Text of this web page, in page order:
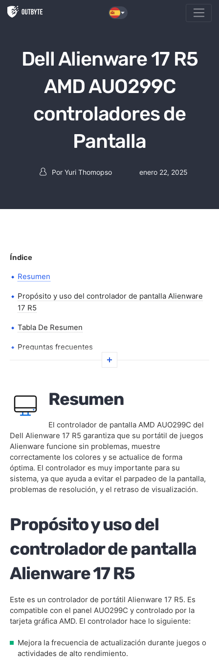
Saltar al contenido
Dell Alienware 17 R5
AMD AUO299C
controladores de
Pantalla
Post autor
Por Yuri Thomopso enero 22, 2025
Índice
Resumen
Propósito y uso del controlador de pantalla Alienware
17 R5
Tabla De Resumen
Preguntas frecuentes
Resumen
El controlador de pantalla AMD AUO299C del
Dell Alienware 17 R5 garantiza que su portátil de juegos
Alienware funcione sin problemas, muestre
correctamente los colores y se actualice de forma
óptima. El controlador es muy importante para su
sistema, ya que ayuda a evitar el parpadeo de la pantalla,
problemas de resolución, y el retraso de visualización.
Propósito y uso del
controlador de pantalla
Alienware 17 R5
Este es un controlador de portátil Alienware 17 R5. Es
compatible con el panel AUO299C y controlado por la
tarjeta gráfica AMD. El controlador hace lo siguiente:
Mejora la frecuencia de actualización durante juegos o
actividades de alto rendimiento.